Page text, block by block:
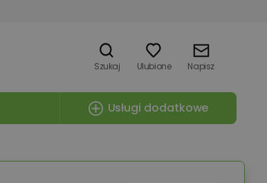
Szukaj Ulubione Napisz
Usługi dodatkowe